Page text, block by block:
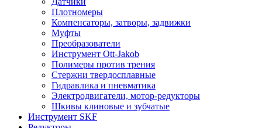
Плотномеры
Компенсаторы, затворы, задвижки
Муфты
Преобразователи
Инструмент Ott-Jakob
Полимеры против трения
Стержни твердосплавные
Гидравлика и пневматика
Электродвигатели, мотор-редукторы
Шкивы клиновые и зубчатые
Инструмент SKF